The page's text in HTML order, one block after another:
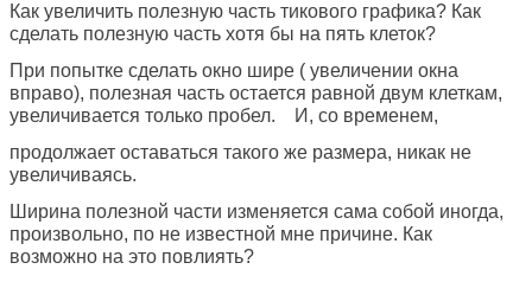
Как увеличить полезную часть тикового графика? Как
сделать полезную часть хотя бы на пять клеток?
При попытке сделать окно шире ( увеличении окна
вправо), полезная часть остается равной двум клеткам,
увеличивается только пробел. И, со временем,
продолжает оставаться такого же размера, никак не
увеличиваясь.
Ширина полезной части изменяется сама собой иногда,
произвольно, по не известной мне причине. Как
возможно на это повлиять?